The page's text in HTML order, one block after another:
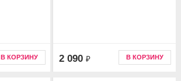
В КОРЗИНУ 2 090 ₽ В КОРЗИНУ